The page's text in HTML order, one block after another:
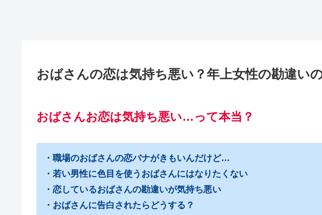
おばさんの恋は気持ち悪い？年上女性の勘違い
おばさんお恋は気持ち悪い…って本当？
・職場のおばさんの恋バナがきもいんだけど…
・若い男性に色目を使うおばさんにはなりたくない
・恋しているおばさんの勘違いが気持ち悪い
・おばさんに告白されたらどうする？